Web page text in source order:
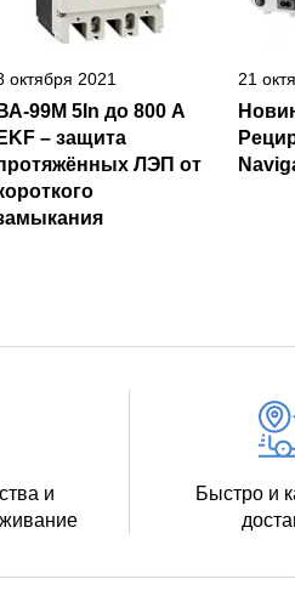
октября 2021
ВА-99М 5In до 800 А
EKF – защита
ЛЭП от
21
и
Быстро и